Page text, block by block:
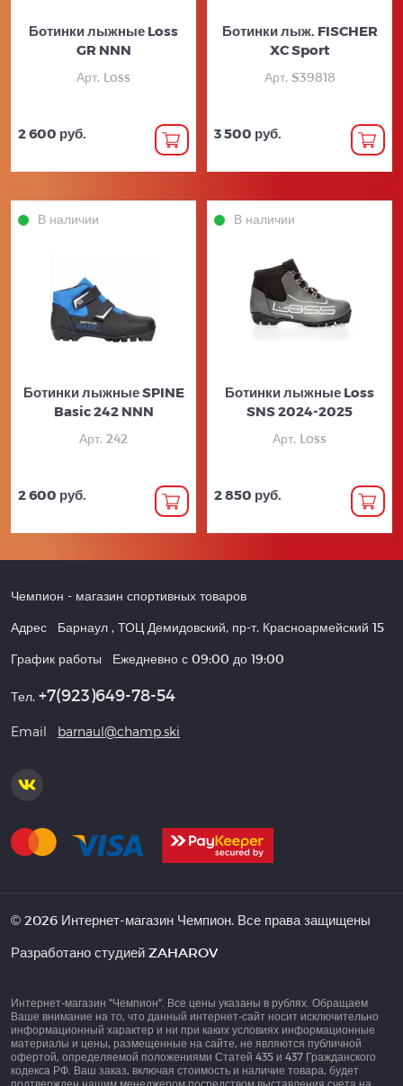
Ботинки лыжные Loss
GR NNN
Арт. Loss
2 600 руб.
Ботинки лыж. FISCHER
XC Sport
Арт. S39818
3 500 руб.
В наличии
Ботинки лыжные SPINE
Basic 242 NNN
Арт. 242
2 600 руб.
В наличии
Ботинки лыжные Loss
SNS 2024-2025
Арт. Loss
2 850 руб.
Чемпион - магазин спортивных товаров
Адрес Барнаул , ТОЦ Демидовский, пр-т. Красноармейский 15
График работы Ежедневно с 09:00 до 19:00
Тел. +7(923)649-78-54
Email barnaul@champ.ski
© 2026 Интернет-магазин Чемпион. Все права защищены
Разработано студией ZAHAROV
Интернет-магазин "Чемпион". Все цены указаны в рублях. Обращаем
Ваше внимание на то, что данный интернет-сайт носит исключительно
информационный характер и ни при каких условиях информационные
материалы и цены, размещенные на сайте, не являются публичной
офертой, определяемой положениями Статей 435 и 437 Гражданского
кодекса РФ. Ваш заказ, включая стоимость и наличие товара, будет
подтвержден нашим менеджером посредством выставления счета на